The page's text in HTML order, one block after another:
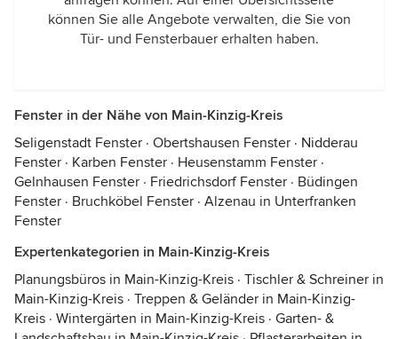
können Sie alle Angebote verwalten, die Sie von
Tür- und Fensterbauer erhalten haben.
Fenster in der Nähe von Main-Kinzig-Kreis
Seligenstadt Fenster · Obertshausen Fenster · Nidderau
Fenster · Karben Fenster · Heusenstamm Fenster ·
Gelnhausen Fenster · Friedrichsdorf Fenster · Büdingen
Fenster · Bruchköbel Fenster · Alzenau in Unterfranken
Fenster
Expertenkategorien in Main-Kinzig-Kreis
Planungsbüros in Main-Kinzig-Kreis · Tischler & Schreiner in
Main-Kinzig-Kreis · Treppen & Geländer in Main-Kinzig-
Kreis · Wintergärten in Main-Kinzig-Kreis · Garten- &